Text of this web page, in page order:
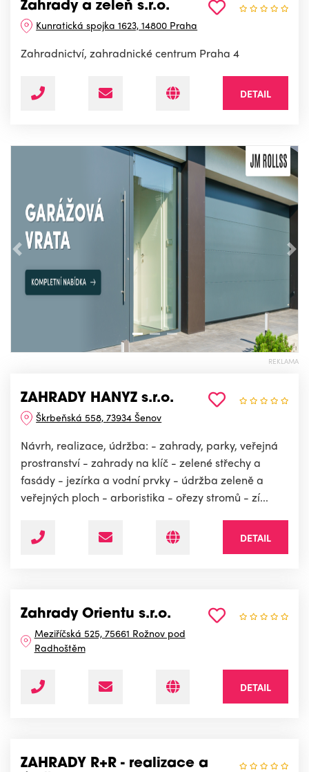
Zahrady a zeleň s.r.o.
Kunratická spojka 1623, 14800 Praha
Zahradnictví, zahradnické centrum Praha 4
DETAIL
Předchozí
REKLAMA
ZAHRADY HANYZ s.r.o.
Škrbeňská 558, 73934 Šenov
Návrh, realizace, údržba: - zahrady, parky, veřejná
prostranství - zahrady na klíč - zelené střechy a
fasády - jezírka a vodní prvky - údržba zeleně a
veřejných ploch - arboristika - ořezy stromů - zí...
DETAIL
Zahrady Orientu s.r.o.
Meziříčská 525, 75661 Rožnov pod
Radhoštěm
DETAIL
ZAHRADY R+R - realizace a